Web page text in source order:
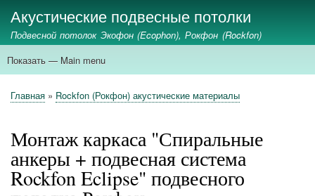
к
основному
Акустические подвесные потолки
Подвесной потолок Экофон (Ecophon), Рокфон (Rockfon)
Main
Показать — Main menu
главная
ecophon
rockfon
стеновые панели
акустические экраны
применение
Строка
Главная Rockfon (Рокфон) акустические материалы
Монтаж каркаса "Спиральные
анкеры + подвесная система
Rockfon Eclipse" подвесного